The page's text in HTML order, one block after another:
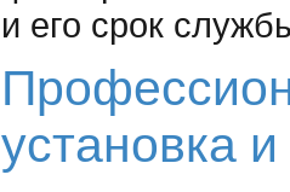
и его срок
установка